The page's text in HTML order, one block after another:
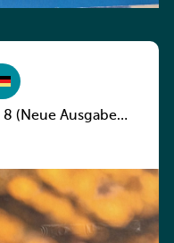
(Neue Ausgabe